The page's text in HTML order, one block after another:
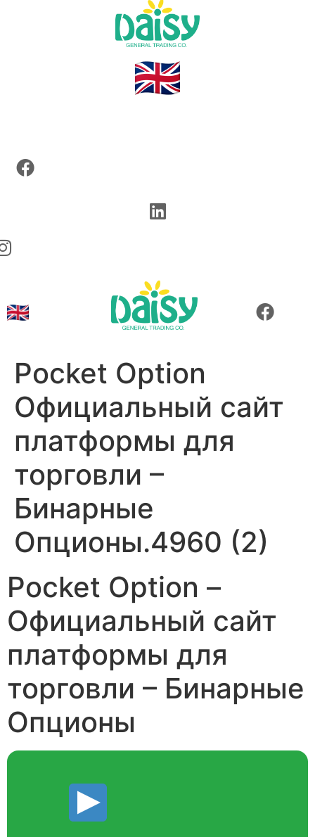
Pocket Option
Официальный сайт
платформы для
торговли –
Бинарные
Опционы.4960 (2)
Pocket Option –
Официальный сайт
платформы для
торговли – Бинарные
Опционы